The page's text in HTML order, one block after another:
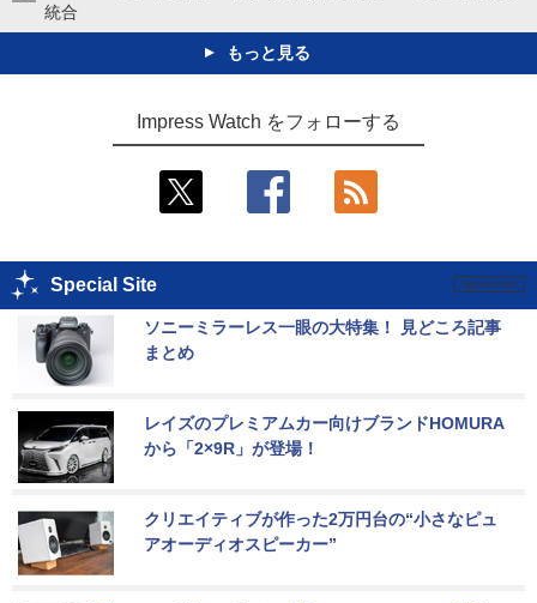
統合
もっと見る
Impress Watch をフォローする
Special Site
ソニーミラーレス一眼の大特集！ 見どころ記事
まとめ
レイズのプレミアムカー向けブランドHOMURA
から「2×9R」が登場！
クリエイティブが作った2万円台の“小さなピュ
アオーディオスピーカー”